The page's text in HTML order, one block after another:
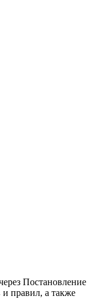
Постановление
и правил, а также